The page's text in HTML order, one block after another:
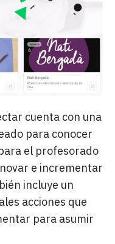
cuenta con una
para conocer
el profesorado
e incrementar
incluye un
acciones que
para asumir